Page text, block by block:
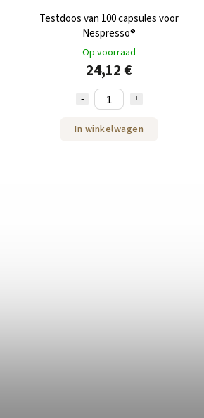
Testdoos van 100 capsules voor
Nespresso®
Op voorraad
24,12 €
In winkelwagen